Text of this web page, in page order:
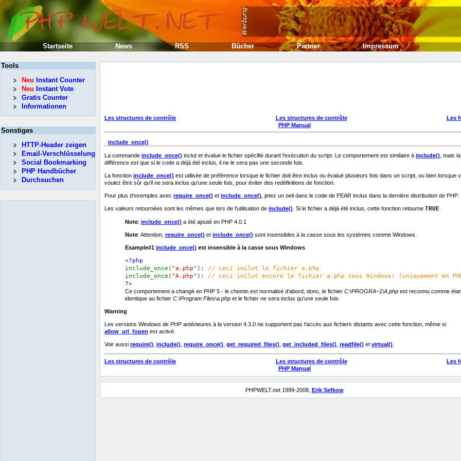
Les structures de contrôle Les
Les structures de contrôle
PHP Manual
include_once()
La commande include_once() inclut et évalue le fichier spécifié durant l'exécution du script. Le comportement est similaire à include() , mais la
différence est que si le code a déjà été inclus, il ne le sera pas une seconde fois.
La fonction include_once() est utilisée de préférence lorsque le fichier doit être inclus ou évalué plusieurs fois dans un script, ou bien lorsque
voulez être sûr qu'il ne sera inclus qu'une seule fois, pour éviter des redéfinitions de fonction.
Pour plus d'exemples avec require_once() et include_once() , jetez un oeil dans le code de PEAR inclus dans la dernière distribution de PHP.
Les valeurs retournées sont les mêmes que lors de l'utilisation de include() . Si le fichier a déjà été inclus, cette fonction retourne TRUE
Note: include_once() a été ajouté en PHP 4.0.1
Note: Attention, require_once() et include_once() sont insensibles à la casse sous les systèmes comme Windows.
Example#1 include_once() est insensible à la casse sous Windows
<?php
include_once( "a.php" ); // ceci inclut le fichier a.php
include_once( "A.php" ); // ceci inclut encore le fichier a.php sous Windows! (uniquement en
?>
Ce comportement a changé en PHP 5 - le chemin est normalisé d'abord, donc, le fichier C:\PROGRA~1\A.php est reconnu comme
identique au fichier C:\Program Files\a.php et le fichier ne sera inclus qu'une seule fois.
Warning
Les versions Windows de PHP antérieures à la version 4.3.0 ne supportent pas l'accès aux fichiers distants avec cette fonction, même si
allow_url_fopen est activé.
Voir aussi require() include() require_once() get_required_files() get_included_files() readfile() et virtual()
Les structures de contrôle Les
Les structures de contrôle
PHP Manual
Tools
Neu Instant Counter
Neu Instant Vote
Gratis Counter
Informationen
Sonstiges
HTTP-Header zeigen
Email-Verschlüsselung
Social Bookmarking
PHP Handbücher
Durchsuchen
Startseite News RSS Bücher Partner Impressum
PHPWELT.net 1999-2008, Erik Sefkow